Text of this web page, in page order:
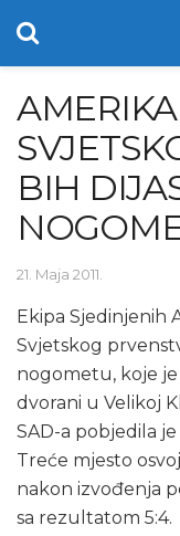
BIH
21. Maja 2011.
Ekipa Sjedinjenih
Svjetskog
nogometu, koje
dvorani u Velikoj
SAD-a pobjedila
Treće mjesto
nakon izvođenja
sa rezultatom 5:4.